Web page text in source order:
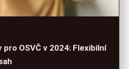
OSVČ v 2024: Flexibilní